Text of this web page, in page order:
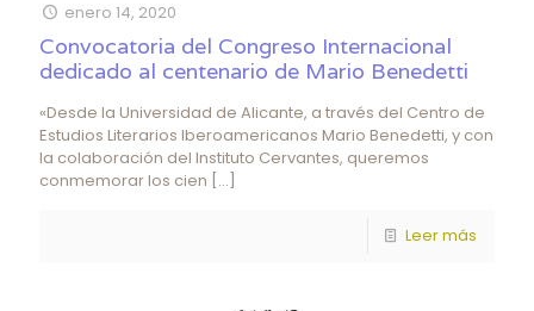
enero 14, 2020
Convocatoria del Congreso Internacional
dedicado al centenario de Mario Benedetti
«Desde la Universidad de Alicante, a través del Centro de
Estudios Literarios Iberoamericanos Mario Benedetti, y con
la colaboración del Instituto Cervantes, queremos
conmemorar los cien […]
Leer más